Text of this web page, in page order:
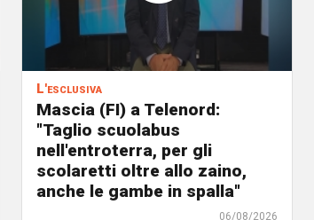
L'esclusiva
Mascia (FI) a Telenord:
"Taglio scuolabus
nell'entroterra, per gli
scolaretti oltre allo zaino,
anche le gambe in spalla"
06/08/2026